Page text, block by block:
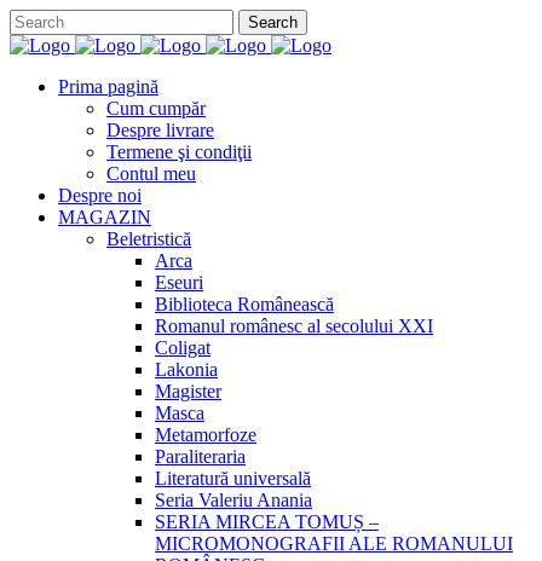
Prima pagină
Cum cumpăr
Despre livrare
Termene şi condiţii
Contul meu
Despre noi
MAGAZIN
Beletristică
Arca
Eseuri
Biblioteca Românească
Romanul românesc al secolului XXI
Coligat
Lakonia
Magister
Masca
Metamorfoze
Paraliteraria
Literatură universală
Seria Valeriu Anania
SERIA MIRCEA TOMUȘ –
MICROMONOGRAFII ALE ROMANULUI